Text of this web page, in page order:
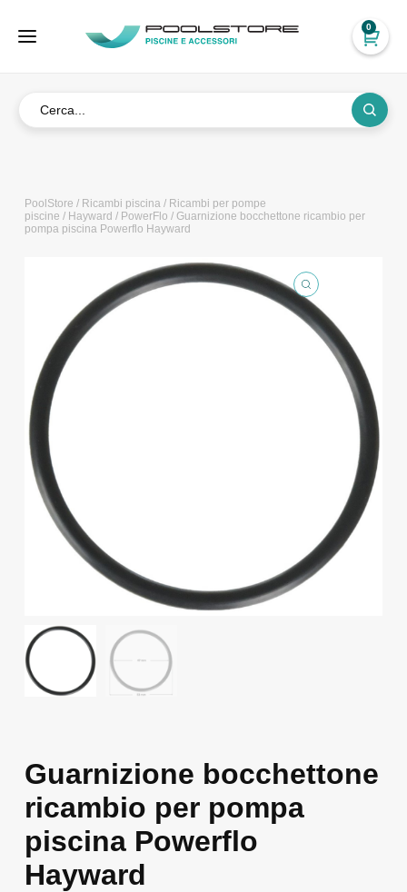
0
PoolStore / Ricambi piscina/ Ricambi per pompe
piscine / Hayward / PowerFlo / Guarnizione bocchettone ricambio per
pompa piscina Powerflo Hayward
Guarnizione bocchettone
ricambio per pompa
piscina Powerflo
Hayward